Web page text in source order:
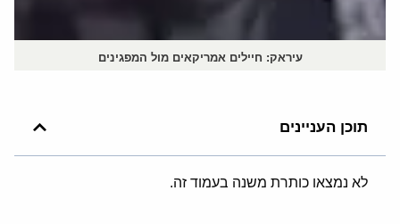
עיראק: חיילים אמריקאים מול המפגינים
תוכן העניינים
לא נמצאו כותרת משנה בעמוד זה.